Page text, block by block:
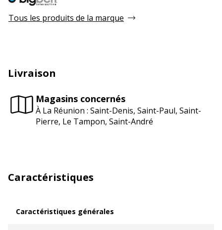
Tous les produits de la marque
Livraison
Magasins concernés
À La Réunion : Saint-Denis, Saint-Paul, Saint-
Pierre, Le Tampon, Saint-André
Caractéristiques
Caractéristiques générales